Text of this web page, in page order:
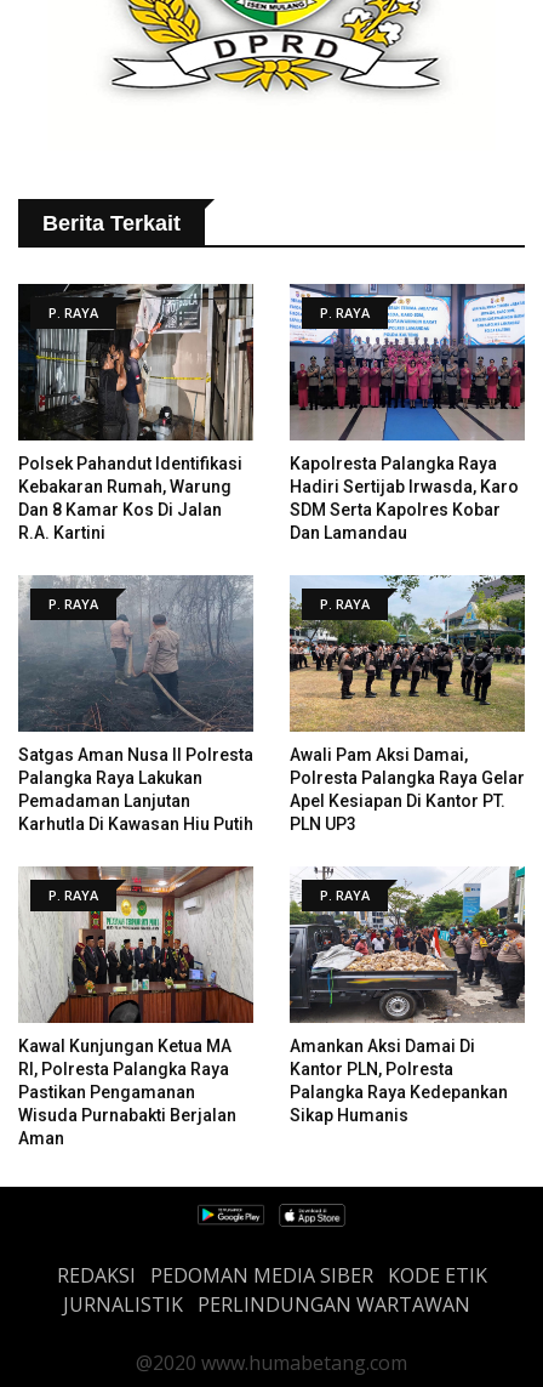
Berita Terkait
P. RAYA
Polsek Pahandut Identifikasi
Kebakaran Rumah, Warung
Dan 8 Kamar Kos Di Jalan
R.A. Kartini
P. RAYA
Kapolresta Palangka Raya
Hadiri Sertijab Irwasda, Karo
SDM Serta Kapolres Kobar
Dan Lamandau
P. RAYA
Satgas Aman Nusa II Polresta
Palangka Raya Lakukan
Pemadaman Lanjutan
Karhutla Di Kawasan Hiu Putih
P. RAYA
Awali Pam Aksi Damai,
Polresta Palangka Raya Gelar
Apel Kesiapan Di Kantor PT.
PLN UP3
P. RAYA
Kawal Kunjungan Ketua MA
RI, Polresta Palangka Raya
Pastikan Pengamanan
Wisuda Purnabakti Berjalan
Aman
P. RAYA
Amankan Aksi Damai Di
Kantor PLN, Polresta
Palangka Raya Kedepankan
Sikap Humanis
REDAKSI PEDOMAN MEDIA SIBER
KODE ETIK
JURNALISTIK PERLINDUNGAN WARTAWAN
@2020 www.humabetang.com